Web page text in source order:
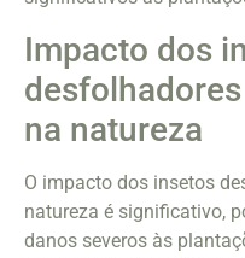
Impacto dos
na natureza
O impacto dos insetos
natureza é significativo,
danos severos às